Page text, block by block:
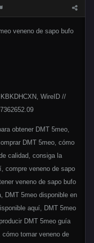
veneno de sapo bufo
WireID //
obtener DMT 5meo,
DMT 5meo, cómo
calidad, consiga la
compre veneno de sapo
veneno de sapo bufo
DMT 5meo disponible en
aquí, DMT 5meo
DMT 5meo guía
tomar veneno de